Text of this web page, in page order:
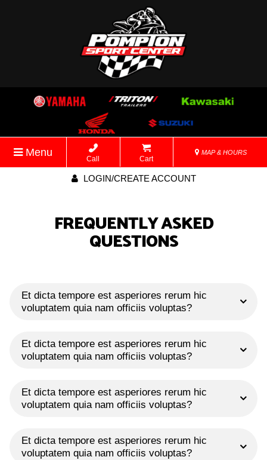
Menu
Call Cart
MAP & HOURS
LOGIN/CREATE ACCOUNT
FREQUENTLY ASKED
QUESTIONS
Et dicta tempore est asperiores rerum hic
voluptatem quia nam officiis voluptas?
Et dicta tempore est asperiores rerum hic
voluptatem quia nam officiis voluptas?
Et dicta tempore est asperiores rerum hic
voluptatem quia nam officiis voluptas?
Et dicta tempore est asperiores rerum hic
voluptatem quia nam officiis voluptas?